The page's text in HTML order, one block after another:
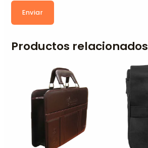
Enviar
Productos relacionados